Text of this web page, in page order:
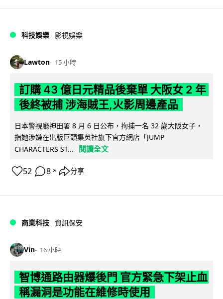
科技娛樂 影視娛樂
Lawton 15 小時
訂購 43 億日元精品後棄單 大阪女 2 年
後終被捕 涉海賊王,火影周邊產品
日本警視廳神田署 8 月 6 日公布，拘捕一名 32 歲大阪女子，
指她涉嫌在出版巨頭集英社旗下官方網店「JUMP
CHARACTERS ST...
閱讀全文
52 8 ↗ 分享
商業科技 資訊保安
Vin 16 小時
智博通路由器爆後門 官方緊急下架止血
稱漏洞是功能在維修時使用